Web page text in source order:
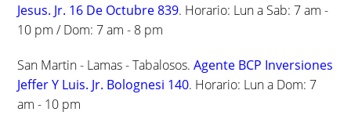
Jesus. Jr. 16 De Octubre 839. Horario: Lun a Sab: 7 am -
10 pm / Dom: 7 am - 8 pm
San Martin - Lamas - Tabalosos.Agente BCP Inversiones
Jeffer Y Luis. Jr. Bolognesi 140. Horario: Lun a Dom: 7
am - 10 pm